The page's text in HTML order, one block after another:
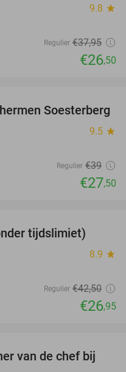
9.8 star
Regulier €37,95
€26,50
29%
Soesterberg
9.5 star
Regulier €39
€27,50
tijdslimiet)
8.9 star
Regulier €42,50
€26,95
33%
van de chef bij